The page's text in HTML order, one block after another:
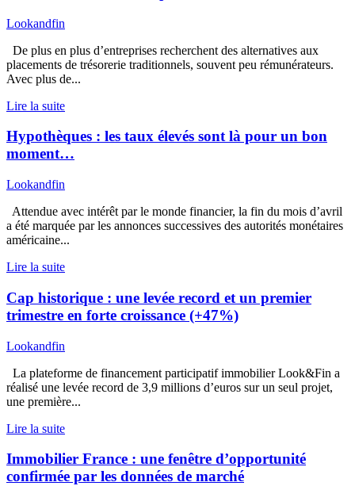
Lookandfin
De plus en plus d’entreprises recherchent des alternatives aux
placements de trésorerie traditionnels, souvent peu rémunérateurs.
Avec plus de...
Lire la suite
Hypothèques : les taux élevés sont là pour un bon
moment…
Lookandfin
Attendue avec intérêt par le monde financier, la fin du mois d’avril
a été marquée par les annonces successives des autorités monétaires
américaine...
Lire la suite
Cap historique : une levée record et un premier
trimestre en forte croissance (+47%)
Lookandfin
La plateforme de financement participatif immobilier Look&Fin a
réalisé une levée record de 3,9 millions d’euros sur un seul projet,
une première...
Lire la suite
Immobilier France : une fenêtre d’opportunité
confirmée par les données de marché